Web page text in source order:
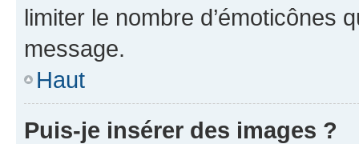
limiter le nombre d’émoticônes
message.
Haut
Puis-je insérer des images ?